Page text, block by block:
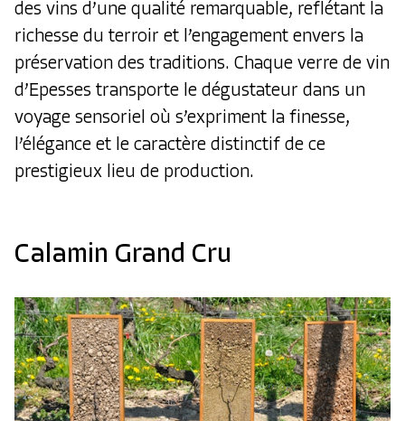
des vins d’une qualité remarquable, reflétant la
richesse du terroir et l’engagement envers la
préservation des traditions. Chaque verre de vin
d’Epesses transporte le dégustateur dans un
voyage sensoriel où s’expriment la finesse,
l’élégance et le caractère distinctif de ce
prestigieux lieu de production.
Calamin Grand Cru